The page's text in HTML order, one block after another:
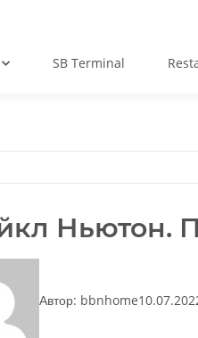
SB Terminal
Ньютон.
Автор: bbnhome